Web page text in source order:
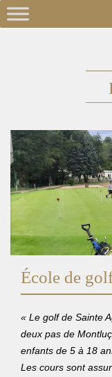
École de
« Le golf de Sainte
deux pas de
enfants de 5 à 18
Les cours sont